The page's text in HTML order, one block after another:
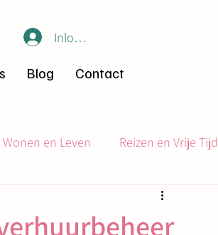
Inloggen
Blog Contact
Wonen en Leven Reizen en Vrije Tijd
Tips